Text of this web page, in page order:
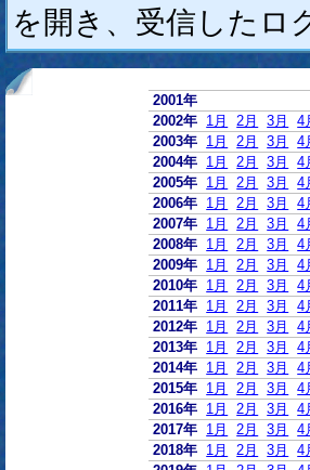
を開き、受信したロ
2001年
2002年 1月 2月 3月
4
2003年 1月 2月 3月
4
2004年 1月 2月 3月
4
2005年 1月 2月 3月
4
2006年 1月 2月 3月
4
2007年 1月 2月 3月
4
2008年 1月 2月 3月
4
2009年 1月 2月 3月
4
2010年 1月 2月 3月
4
2011年 1月 2月 3月
4
2012年 1月 2月 3月
4
2013年 1月 2月 3月
4
2014年 1月 2月 3月
4
2015年 1月 2月 3月
4
2016年 1月 2月 3月
4
2017年 1月 2月 3月
4
2018年 1月 2月 3月
4